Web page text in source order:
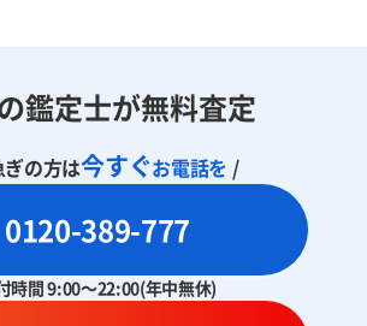
鑑定士が無料査定
の方は今すぐお電話を /
0120-389-777
時間 9:00～22:00(年中無休)